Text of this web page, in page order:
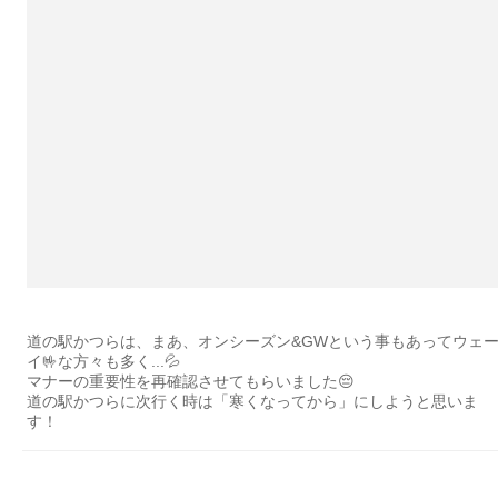
道の駅かつらは、まあ、オンシーズン&GWという事もあってウェー
イ🤟な方々も多く...💦
マナーの重要性を再確認させてもらいました😔
道の駅かつらに次行く時は「寒くなってから」にしようと思いま
す！